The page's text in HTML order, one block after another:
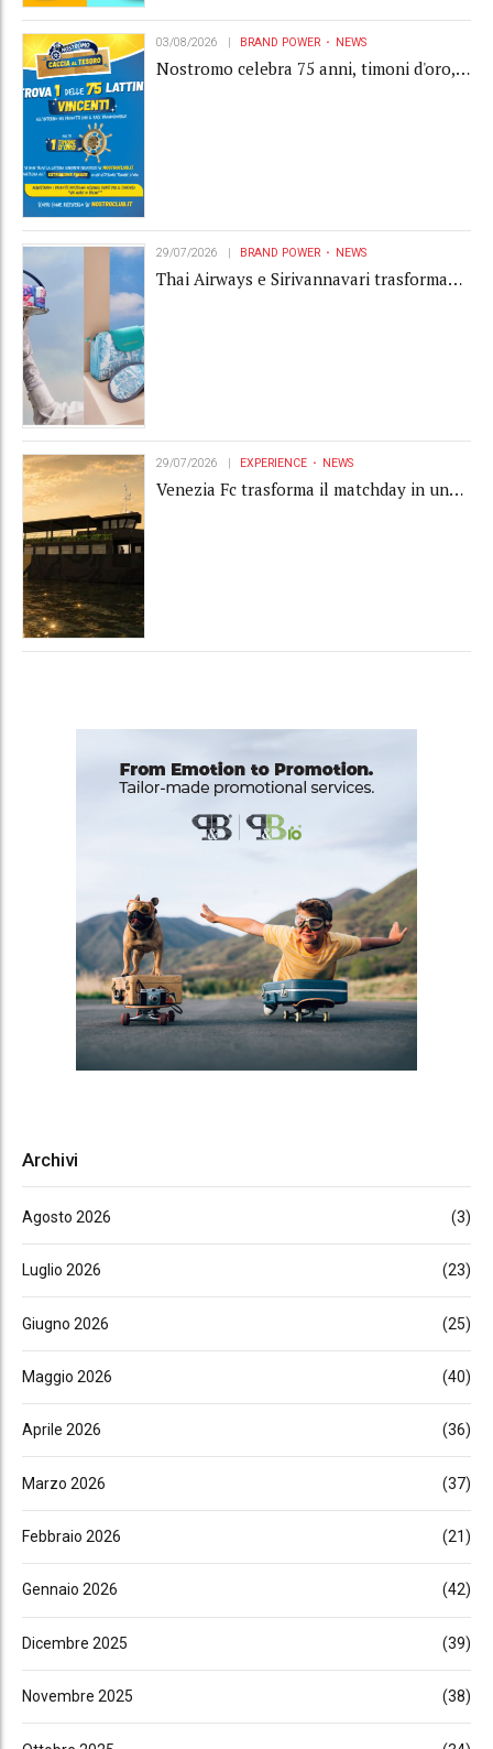
03/08/2026 BRAND POWER NEWS
Nostromo celebra 75 anni, timoni d'oro,
29/07/2026 BRAND POWER NEWS
Thai Airways e Sirivannavari trasformano
29/07/2026 EXPERIENCE NEWS
Venezia Fc trasforma il matchday in una
Archivi
Agosto 2026 (3)
Luglio 2026 (23)
Giugno 2026 (25)
Maggio 2026 (40)
Aprile 2026 (36)
Marzo 2026 (37)
Febbraio 2026 (21)
Gennaio 2026 (42)
Dicembre 2025 (39)
Novembre 2025 (38)